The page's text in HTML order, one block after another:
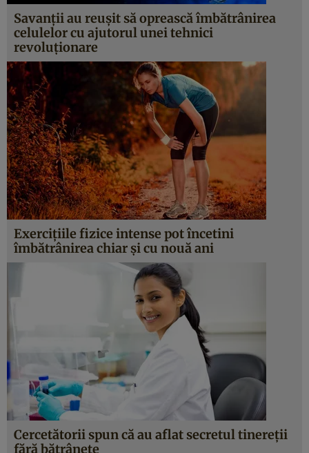
Savanţii au reuşit să oprească îmbătrânirea
celulelor cu ajutorul unei tehnici
revoluţionare
Exerciţiile fizice intense pot încetini
îmbătrânirea chiar şi cu nouă ani
Cercetătorii spun că au aflat secretul tinereţii
fără bătrâneţe